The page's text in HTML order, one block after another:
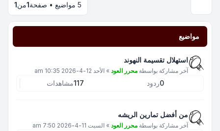
5 مواضيع • صفحة 1من1
مواضيع
استهلال تقسيمة النهوند
آخر مشاركة بواسطة محرر العود » الأحد 12-4-2026 10:35 am
0ردود 117مشاهدات
من أفضل تمارين الريشه
آخر مشاركة بواسطة محرر العود » السبت 11-4-2026 7:50 am